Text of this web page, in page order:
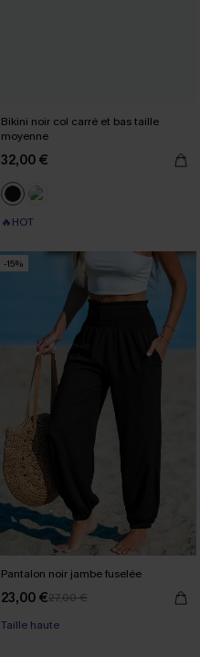
Bikini noir col carré et bas taille
moyenne
32,00 €
🔥HOT
-15%
Pantalon noir jambe fuselée
23,00 €27,00 €
Taille haute